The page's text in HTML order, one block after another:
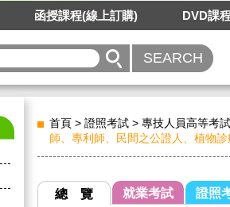
函授課程(線上訂購) DVD課
首頁 > 證照考試 > 專技人員高等考試
師、專利師、民間之公證人、植物
總 覽 就業考試 證照